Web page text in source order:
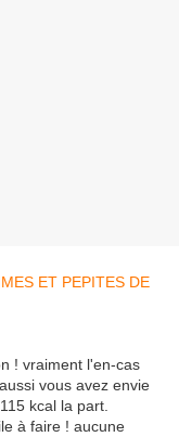
! vraiment l'en-cas
vous avez envie
kcal la part.
à faire ! aucune